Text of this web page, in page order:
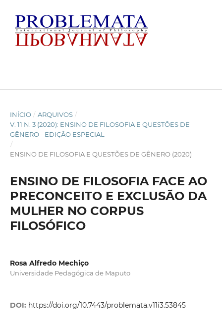
INÍCIO / ARQUIVOS /
V. 11 N. 3 (2020): ENSINO DE FILOSOFIA E QUESTÕES DE
GÊNERO - EDIÇÃO ESPECIAL
/
ENSINO DE FILOSOFIA E QUESTÕES DE GÊNERO (2020)
ENSINO DE FILOSOFIA FACE AO
PRECONCEITO E EXCLUSÃO DA
MULHER NO CORPUS
FILOSÓFICO
Rosa Alfredo Mechiço
Universidade Pedagógica de Maputo
DOI: https://doi.org/10.7443/problemata.v11i3.53845